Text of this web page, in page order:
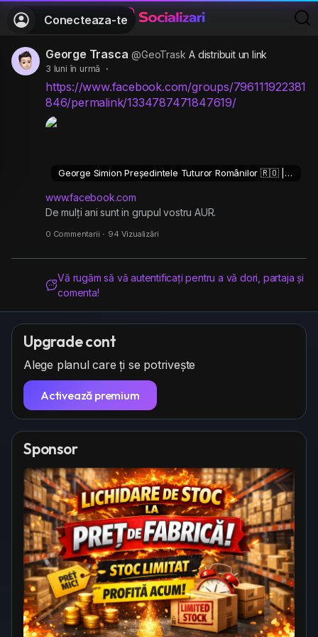
Conecteaza-te
George Trasca @GeoTrask A distribuit un link
3 luni în urmă ·
https://www.facebook.com/groups/796111922381
846/permalink/1334787471847619/
George Simion Președintele Tuturor Românilor 🇷🇴 | De mulți ani sunt in grupul vostru AUR.
www.facebook.com
De mulți ani sunt in grupul vostru AUR.
0 Commentarii · 94 Vizualizări
Vă rugăm să vă autentificați pentru a vă dori, partaja și
comenta!
Upgrade cont
Alege planul care ți se potrivește
Activează premium
Sponsor